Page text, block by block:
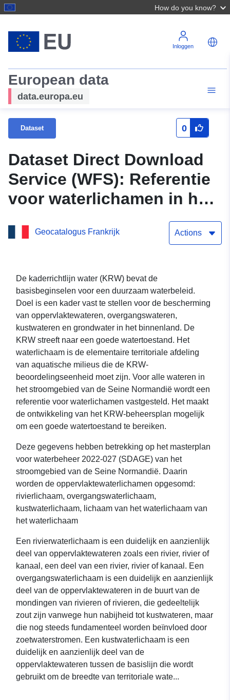
How do you know?
Inloggen
European data
data.europa.eu
Dataset 0
Dataset Direct Download
Service (WFS): Referentie
voor waterlichamen in het
stroomgebied van de
Seine-Normandie
Geocatalogus Frankrijk Actions
De kaderrichtlijn water (KRW) bevat de
basisbeginselen voor een duurzaam waterbeleid.
Doel is een kader vast te stellen voor de bescherming
van oppervlaktewateren, overgangswateren,
kustwateren en grondwater in het binnenland. De
KRW streeft naar een goede watertoestand. Het
waterlichaam is de elementaire territoriale afdeling
van aquatische milieus die de KRW-
beoordelingseenheid moet zijn. Voor alle wateren in
het stroomgebied van de Seine Normandië wordt een
referentie voor waterlichamen vastgesteld. Het maakt
de ontwikkeling van het KRW-beheersplan mogelijk
om een goede watertoestand te bereiken.
Deze gegevens hebben betrekking op het masterplan
voor waterbeheer 2022-027 (SDAGE) van het
stroomgebied van de Seine Normandië. Daarin
worden de oppervlaktewaterlichamen opgesomd:
rivierlichaam, overgangswaterlichaam,
kustwaterlichaam, lichaam van het waterlichaam van
het waterlichaam
Een rivierwaterlichaam is een duidelijk en aanzienlijk
deel van oppervlaktewateren zoals een rivier, rivier of
kanaal, een deel van een rivier, rivier of kanaal. Een
overgangswaterlichaam is een duidelijk en aanzienlijk
deel van de oppervlaktewateren in de buurt van de
mondingen van rivieren of rivieren, die gedeeltelijk
zout zijn vanwege hun nabijheid tot kustwateren, maar
die nog steeds fundamenteel worden beïnvloed door
zoetwaterstromen. Een kustwaterlichaam is een
duidelijk en aanzienlijk deel van de
oppervlaktewateren tussen de basislijn die wordt
gebruikt om de breedte van territoriale wate...